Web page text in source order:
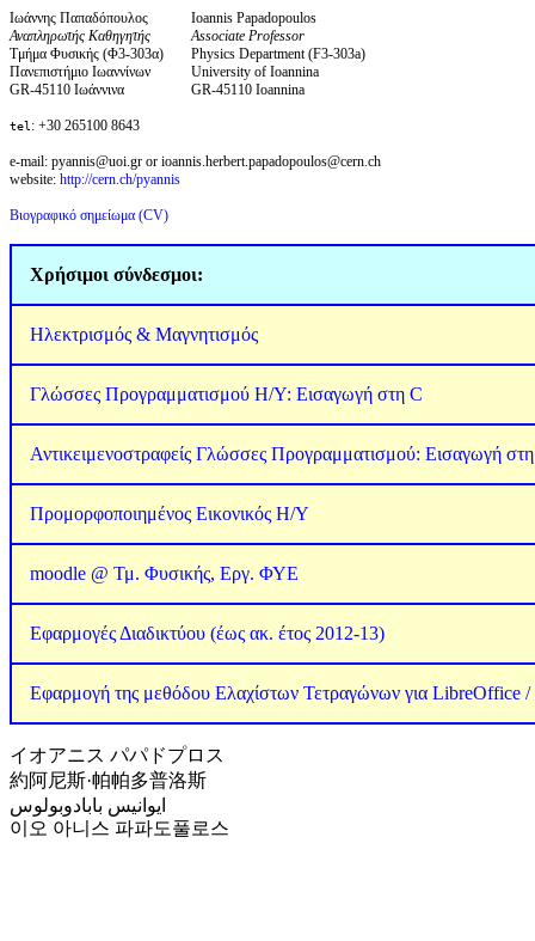
Ιωάννης Παπαδόπουλος
Αναπληρωτής Καθηγητής
Τμήμα Φυσικής (Φ3-303α)
Πανεπιστήμιο Ιωαννίνων
GR-45110 Ιωάννινα
Ioannis Papadopoulos
Associate Professor
Physics Department (F3-303a)
University of Ioannina
GR-45110 Ioannina
tel : +30 265100 8643
e-mail: pyannis@uoi.gr or ioannis.herbert.papadopoulos@cern.ch
website: http://cern.ch/pyannis
Βιογραφικό σημείωμα (CV)
Χρήσιμοι σύνδεσμοι:
Ηλεκτρισμός & Μαγνητισμός
Γλώσσες Προγραμματισμού Η/Υ: Εισαγωγή στη C
Αντικειμενοστραφείς Γλώσσες Προγραμματισμού: Εισαγωγή
Προμορφοποιημένος Εικονικός Η/Υ
moodle @ Τμ. Φυσικής, Εργ. ΦΥΕ
Εφαρμογές Διαδικτύου (έως ακ. έτος 2012-13)
Εφαρμογή της μεθόδου Ελαχίστων Τετραγώνων για LibreOffice
イオアニス パパドプロス
約阿尼斯·帕帕多普洛斯
ايوانيس بابادوبولوس
이오 아니스 파파도풀로스